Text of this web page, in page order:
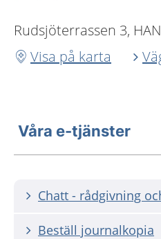
Rudsjöterrassen 3,
Visa på karta
Våra e-tjänster
Chatt - rådgivning
Beställ journalkopia